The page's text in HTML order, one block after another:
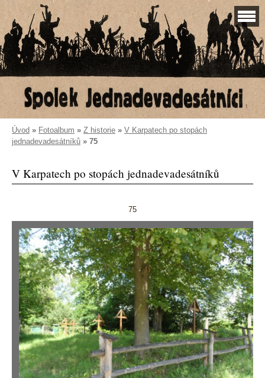
Úvod » Fotoalbum » Z historie » V Karpatech po stopách
jednadevadesátníků » 75
V Karpatech po stopách jednadevadesátníků
75